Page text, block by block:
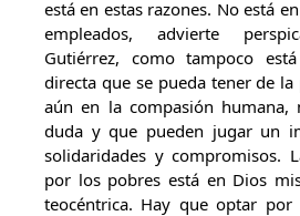
está en estas razones. No está
empleados, advierte
Gutiérrez, como tampoco
directa que se pueda tener de
aún en la compasión humana,
duda y que pueden jugar un
solidaridades y compromisos.
por los pobres está en Dios
teocéntrica. Hay que optar